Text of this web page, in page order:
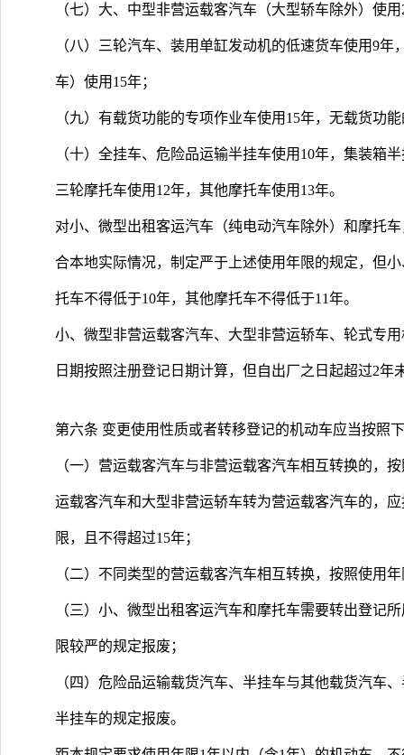
（七）大、中型非营运载客汽车（大型轿车除外）使
（八）三轮汽车、装用单缸发动机的低速货车使用9
车）使用15年；
（九）有载货功能的专项作业车使用15年，无载货功
（十）全挂车、危险品运输半挂车使用10年，集装箱
三轮摩托车使用12年，其他摩托车使用13年。
对小、微型出租客运汽车（纯电动汽车除外）和摩托
合本地实际情况，制定严于上述使用年限的规定，但
托车不得低于10年，其他摩托车不得低于11年。
小、微型非营运载客汽车、大型非营运轿车、轮式专
日期按照注册登记日期计算，但自出厂之日起超过2
第六条 变更使用性质或者转移登记的机动车应当按照
（一）营运载客汽车与非营运载客汽车相互转换的，
运载客汽车和大型非营运轿车转为营运载客汽车的，
限，且不得超过15年；
（二）不同类型的营运载客汽车相互转换，按照使用
（三）小、微型出租客运汽车和摩托车需要转出登记
限较严的规定报废；
（四）危险品运输载货汽车、半挂车与其他载货汽车
半挂车的规定报废。